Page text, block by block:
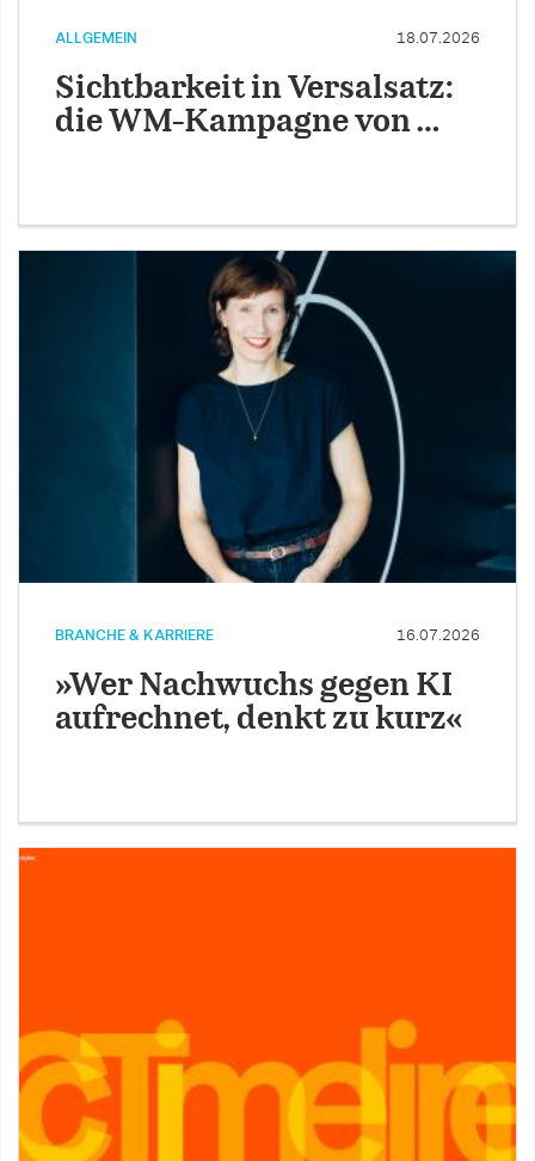
ALLGEMEIN 18.07.2026
Sichtbarkeit in Versalsatz:
die WM-Kampagne von …
BRANCHE & KARRIERE 16.07.2026
»Wer Nachwuchs gegen KI
aufrechnet, denkt zu kurz«